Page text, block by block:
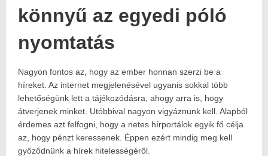
könnyű az egyedi póló
nyomtatás
Posted
on:
2025.09.13.
2025.09.12.
Author:
Havasokka
Nagyon fontos az, hogy az ember honnan szerzi be a
híreket. Az internet megjelenésével ugyanis sokkal több
lehetőségünk lett a tájékozódásra, ahogy arra is, hogy
átverjenek minket. Utóbbival nagyon vigyáznunk kell. Alapból
érdemes azt felfogni, hogy a netes hírportálok egyik fő célja
az, hogy pénzt keressenek. Éppen ezért mindig meg kell
győződnünk a hírek hitelességéről.